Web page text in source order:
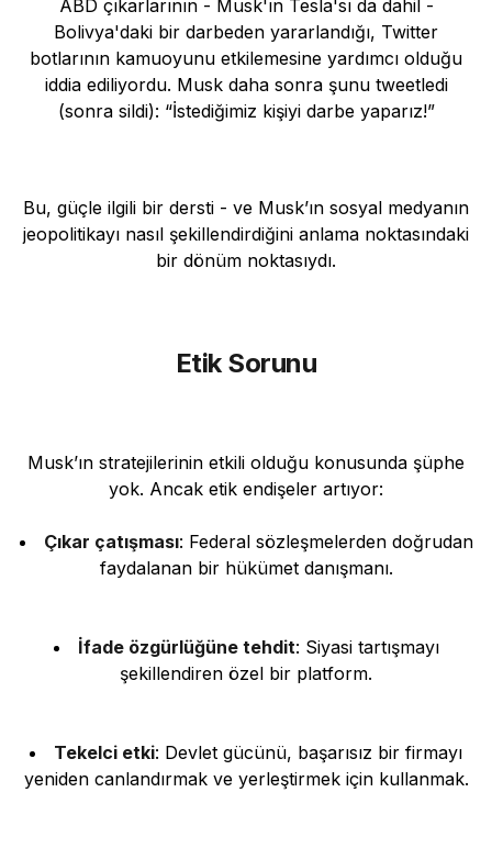
ABD çıkarlarının - Musk'ın Tesla'sı da dahil -
Bolivya'daki bir darbeden yararlandığı, Twitter
botlarının kamuoyunu etkilemesine yardımcı olduğu
iddia ediliyordu. Musk daha sonra şunu tweetledi
(sonra sildi): “İstediğimiz kişiyi darbe yaparız!”
Bu, güçle ilgili bir dersti - ve Musk’ın sosyal medyanın
jeopolitikayı nasıl şekillendirdiğini anlama noktasındaki
bir dönüm noktasıydı.
Etik Sorunu
Musk’ın stratejilerinin etkili olduğu konusunda şüphe
yok. Ancak etik endişeler artıyor:
Çıkar çatışması: Federal sözleşmelerden doğrudan
faydalanan bir hükümet danışmanı.
İfade özgürlüğüne tehdit: Siyasi tartışmayı
şekillendiren özel bir platform.
Tekelci etki: Devlet gücünü, başarısız bir firmayı
yeniden canlandırmak ve yerleştirmek için kullanmak.